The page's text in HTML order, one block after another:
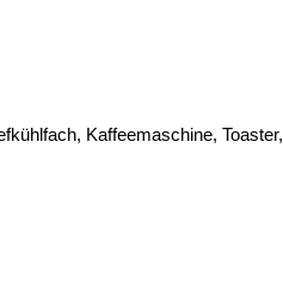
Kaffeemaschine, Toaster,